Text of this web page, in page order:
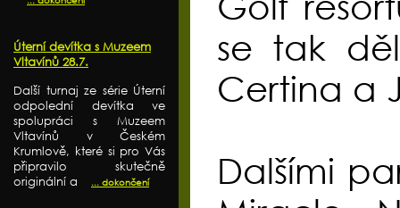
Úterní devítka s Muzeem
Vltavínů 28.7.
Další turnaj ze série Úterní
odpolední devítka ve
spolupráci s Muzeem
Vltavínů v Českém
Krumlově, které si pro Vás
připravilo skutečně
originální a
... dokončení
se tak
Certina a
Dalšími